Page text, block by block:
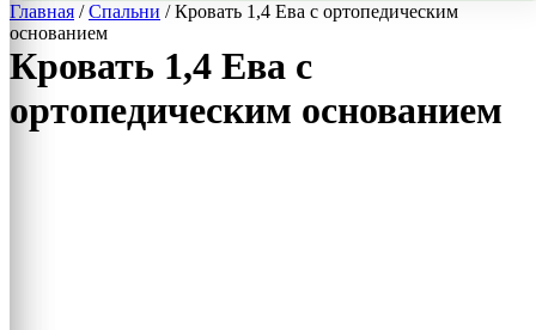
Главная /Спальни / Кровать 1,4 Ева с ортопедическим
основанием
Кровать 1,4 Ева с
ортопедическим основанием